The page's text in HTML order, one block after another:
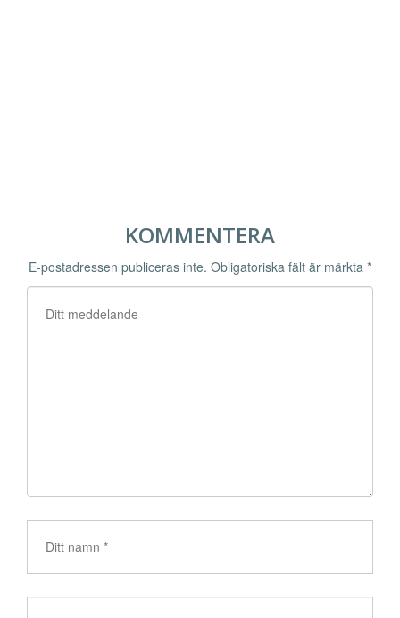
KOMMENTERA
E-postadressen publiceras inte. Obligatoriska fält är märkta *